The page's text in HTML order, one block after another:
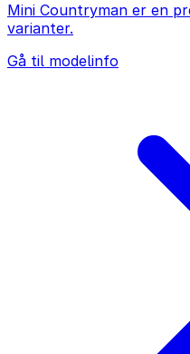
Mini Countryman er en
varianter.
Gå til modelinfo